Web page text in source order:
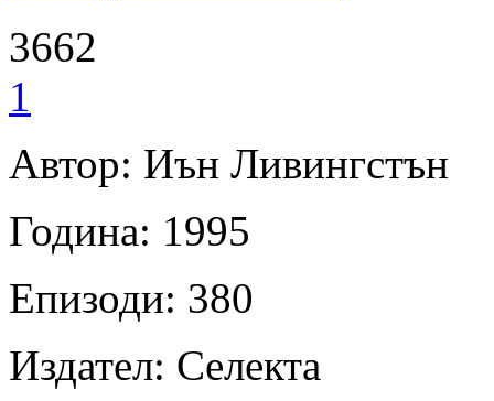
3662
1
Автор: Иън Ливингстън
Година: 1995
Епизоди: 380
Издател: Селекта